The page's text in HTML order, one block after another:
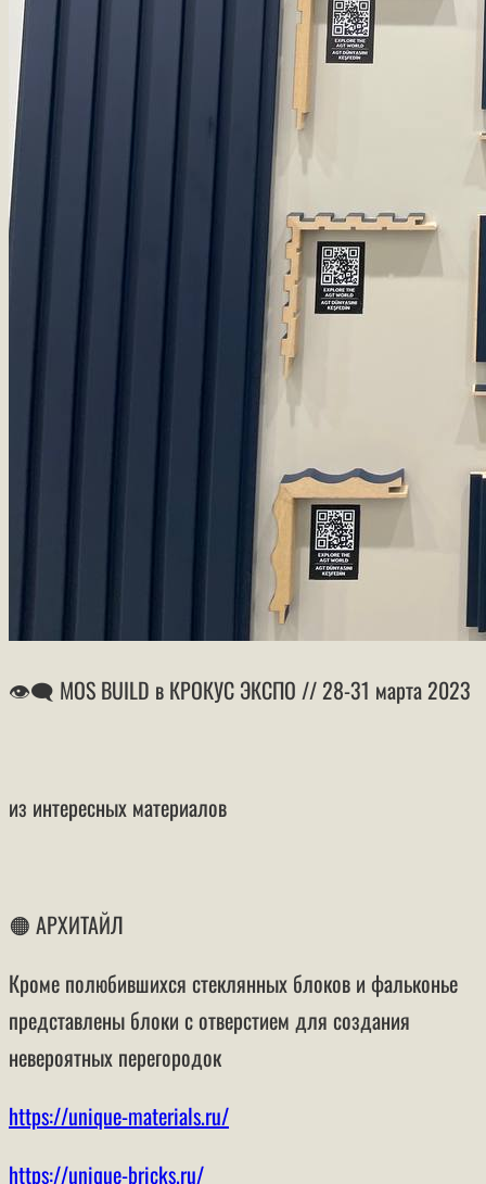
👁‍🗨 MOS BUILD в КРОКУС ЭКСПО // 28-31 марта 2023
из интересных материалов
🟠 АРХИТАЙЛ
Кроме полюбившихся стеклянных блоков и фальконье
представлены блоки с отверстием для создания
невероятных перегородок
https://unique-materials.ru/
https://unique-bricks.ru/